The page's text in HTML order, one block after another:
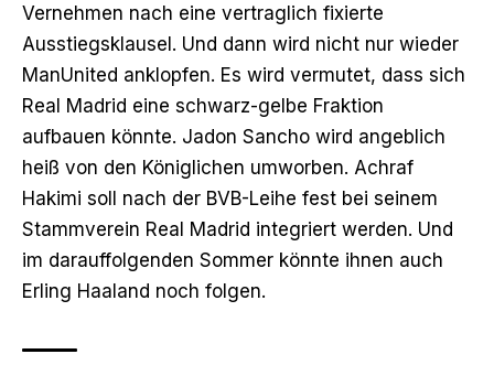
Vernehmen nach eine vertraglich fixierte
Ausstiegsklausel. Und dann wird nicht nur wieder
ManUnited anklopfen. Es wird vermutet, dass sich
Real Madrid eine schwarz-gelbe Fraktion
aufbauen könnte. Jadon Sancho wird angeblich
heiß von den Königlichen umworben. Achraf
Hakimi soll nach der BVB-Leihe fest bei seinem
Stammverein Real Madrid integriert werden. Und
im darauffolgenden Sommer könnte ihnen auch
Erling Haaland noch folgen.